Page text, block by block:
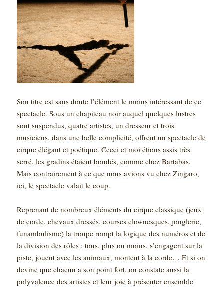
Son titre est sans doute l’élément le moins intéressant de ce
spectacle. Sous un chapiteau noir auquel quelques lustres
sont suspendus, quatre artistes, un dresseur et trois
musiciens, dans une belle complicité, offrent un spectacle de
cirque élégant et poétique. Cecci et moi étions assis très
serré, les gradins étaient bondés, comme chez Bartabas.
Mais contrairement à ce que nous avions vu chez Zingaro,
ici, le spectacle valait le coup.
Reprenant de nombreux éléments du cirque classique (jeux
de corde, chevaux dressés, courses clownesques, jonglerie,
funambulisme) la troupe rompt la logique des numéros et de
la division des rôles : tous, plus ou moins, s’engagent sur la
piste, jouent avec les animaux, montent à la corde… Et si on
devine que chacun a son point fort, on constate aussi la
polyvalence des artistes et leur joie à présenter ensemble